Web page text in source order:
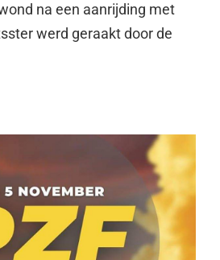
na een aanrijding met
werd geraakt door de